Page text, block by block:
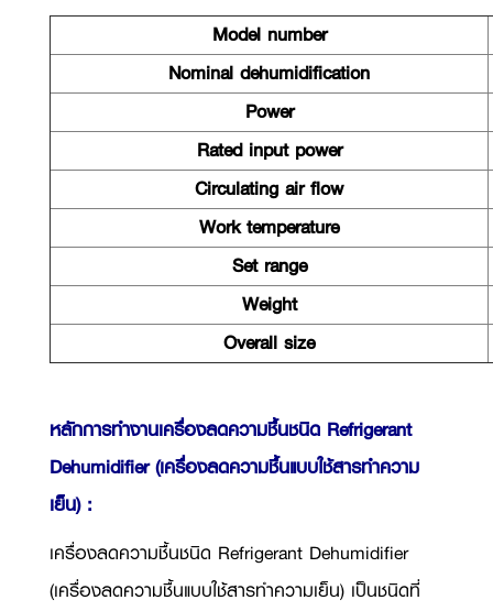
Model number
Nominal dehumidification
Power
Rated input power
Circulating air flow
Work temperature
Set range
Weight
Overall size
หลักการทำงานเครื่องลดความชื้นชนิด Refrigerant
Dehumidifier (เครื่องลดความชื้นแบบใช้สารทำความ
เย็น) :
เครื่องลดความชื้นชนิด Refrigerant Dehumidifier
(เครื่องลดความชื้นแบบใช้สารทำความเย็น) เป็นชนิดที่